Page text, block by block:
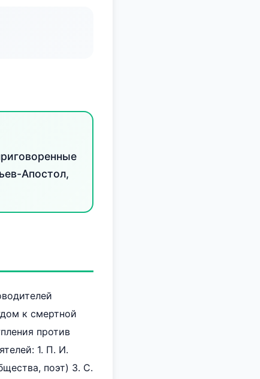
Апостол,
к смертной
против
1. П. И.
поэт) 3. С.